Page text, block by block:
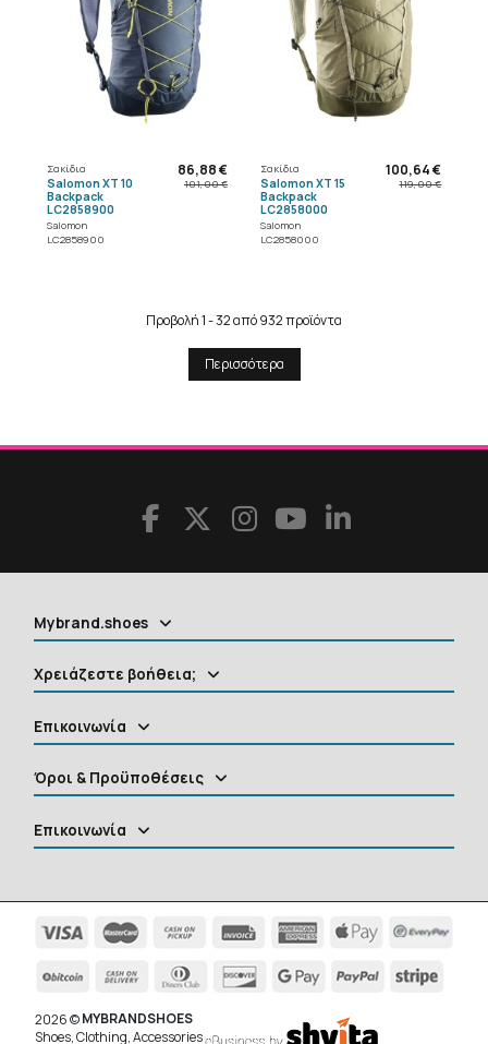
Σακίδια
Salomon XT 10
Backpack
LC2858900
Salomon
LC2858900
86,88 €
101,00 €
Σακίδια
Salomon XT 15
Backpack
LC2858000
Salomon
LC2858000
100,64 €
119,00 €
Προβολή 1 - 32 από 932 προϊόντα
Περισσότερα
Mybrand.shoes
Χρειάζεστε βοήθεια;
Επικοινωνία
Όροι & Προϋποθέσεις
Επικοινωνία
2026 ©MYBRANDSHOES
Shoes, Clothing, Accessories